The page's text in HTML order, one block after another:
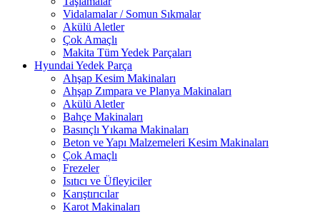
Vidalamalar / Somun Sıkmalar
Akülü Aletler
Çok Amaçlı
Makita Tüm Yedek Parçaları
Hyundai Yedek Parça
Ahşap Kesim Makinaları
Ahşap Zımpara ve Planya Makinaları
Akülü Aletler
Bahçe Makinaları
Basınçlı Yıkama Makinaları
Beton ve Yapı Malzemeleri Kesim Makinaları
Çok Amaçlı
Frezeler
Isıtıcı ve Üfleyiciler
Karıştırıcılar
Karot Makinaları